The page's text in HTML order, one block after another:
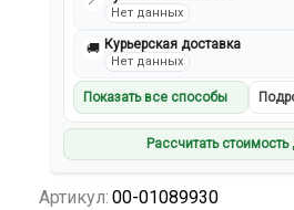
Нет данных
🚚 Курьерская доставка
Нет данных
Показать все способы
Рассчитать стоимость
Артикул: 00-01089930